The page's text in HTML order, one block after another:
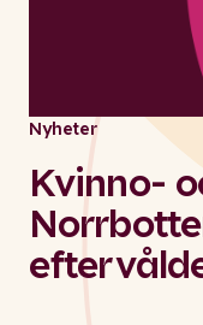
Nyheter
Kvinno-